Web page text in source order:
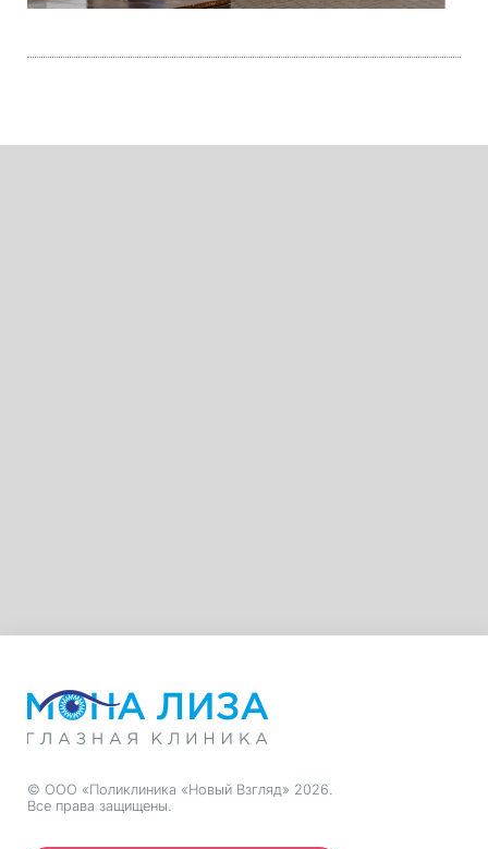
© ООО «Поликлиника «Новый Взгляд» 2026.
Все права защищены.